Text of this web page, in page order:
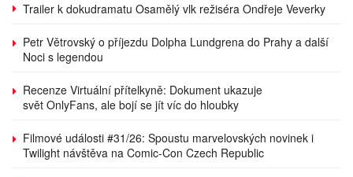
Trailer k dokudramatu Osamělý vlk režiséra Ondřeje Veverky
Petr Větrovský o příjezdu Dolpha Lundgrena do Prahy a další
Noci s legendou
Recenze Virtuální přítelkyně: Dokument ukazuje
svět OnlyFans, ale bojí se jít víc do hloubky
Filmové události #31/26: Spoustu marvelovských novinek i
Twilight návštěva na Comic-Con Czech Republic